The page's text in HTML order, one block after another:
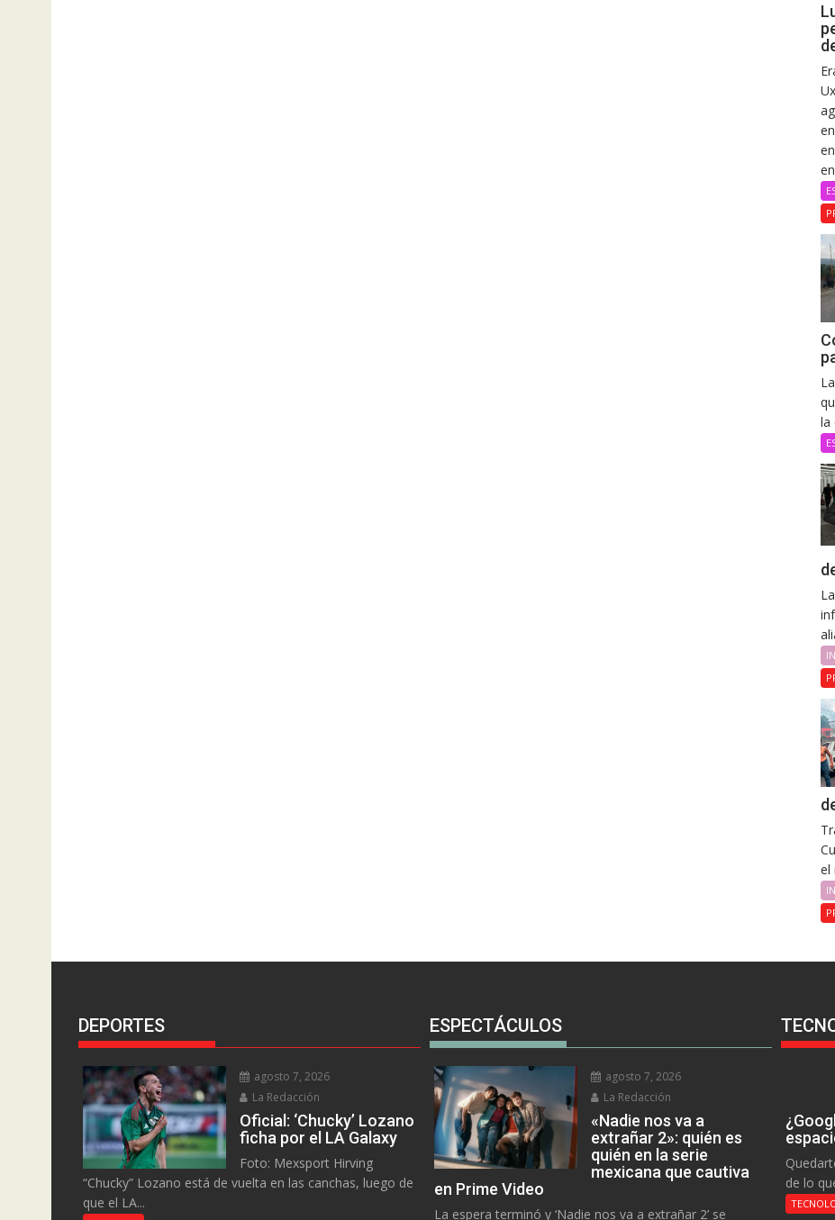
la
el
DEPORTES
agosto 7, 2026
La Redacción
Oficial: ‘Chucky’ Lozano
ficha por el LA Galaxy
Foto: Mexsport Hirving
“Chucky” Lozano está de vuelta en las canchas, luego de
que el LA...
ESPECTÁCULOS
agosto 7, 2026
La Redacción
«Nadie nos va a
extrañar 2»: quién es
quién en la serie
mexicana que cautiva
en Prime Video
La espera terminó y ‘Nadie nos va a extrañar 2’ se
de lo